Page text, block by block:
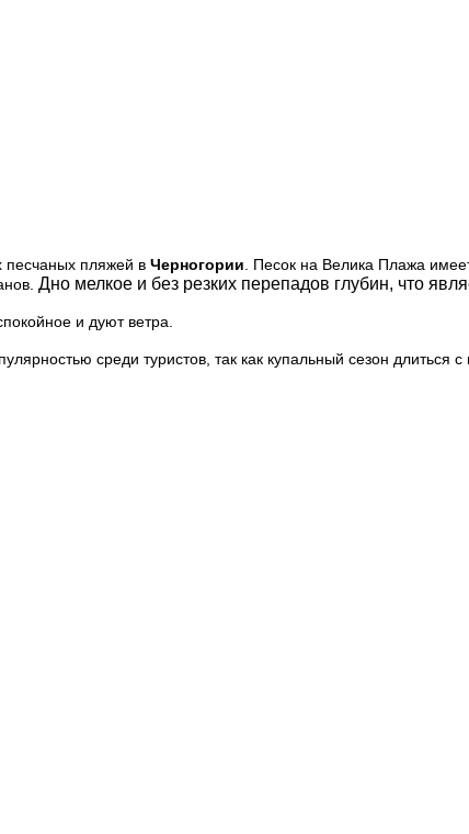
песчаных пляжей в Черногории . Песок на Велика Плажа
Дно мелкое и без резких перепадов глубин, что
и дуют ветра.
среди туристов, так как купальный сезон длиться